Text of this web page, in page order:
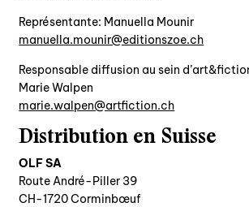
qui sommes-nous?
éditions d’artistes
sonar/genève
portraits
Représentante: Manuella Mounir
hc.eozsnoitide@rinuom.alleunam
Responsable diffusion au sein
Marie Walpen
hc.noitciftra@neplaw.eiram
Distribution en Suisse
OLF SA
Route André-Piller 39
CH-1720 Corminbœuf